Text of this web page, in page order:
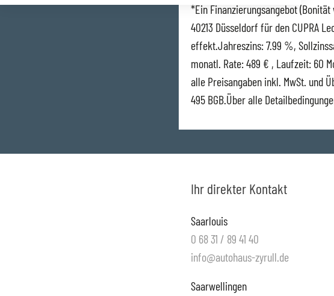
*Ein Finanzierungsangebot (Bonität
40213 Düsseldorf für den CUPRA
effekt.Jahreszins: 7.99 %,
monatl. Rate: 489 € , Laufzeit: 60
alle Preisangaben inkl. MwSt. und
495 BGB.Über alle
Ihr direkter Kontakt
Saarlouis
0 68 31 / 89 41 40
info@autohaus-zyrull.de
Saarwellingen